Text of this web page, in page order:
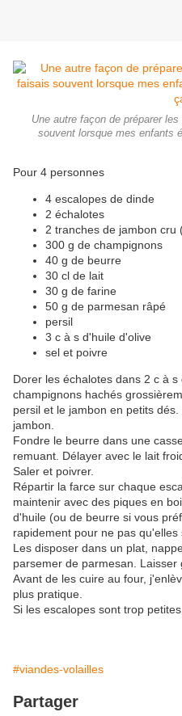
Une autre façon de préparer
souvent lorsque mes enfants
Pour 4 personnes
4 escalopes de dinde
2 échalotes
2 tranches de jambon cru
300 g de champignons
40 g de beurre
30 cl de lait
30 g de farine
50 g de parmesan râpé
persil
3 c à s d'huile d'olive
sel et poivre
Dorer les échalotes dans 2 c à
champignons hachés
persil et le jambon en petits
jambon.
Fondre le beurre dans une
remuant. Délayer avec le lait
Saler et poivrer.
Répartir la farce sur chaque
maintenir avec des piques en
d'huile (ou de beurre si vous
rapidement pour ne pas qu'elles
Les disposer dans un plat,
parsemer de parmesan. Laisser
Avant de les cuire au four,
plus pratique.
Si les escalopes sont trop
#viandes-volailles
Partager